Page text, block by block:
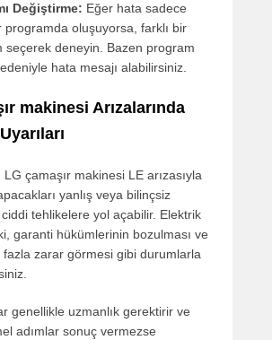
Değiştirme: Eğer hata sadece
programda oluşuyorsa, farklı bir
seçerek deneyin. Bazen program
hata mesajı alabilirsiniz.
makinesi Arızalarında
LG çamaşır makinesi LE arızasıyla
yanlış veya bilinçsiz
tehlikelere yol açabilir. Elektrik
garanti hükümlerinin bozulması ve
fazla zarar görmesi gibi durumlarla
genellikle uzmanlık gerektirir ve
adımlar sonuç vermezse